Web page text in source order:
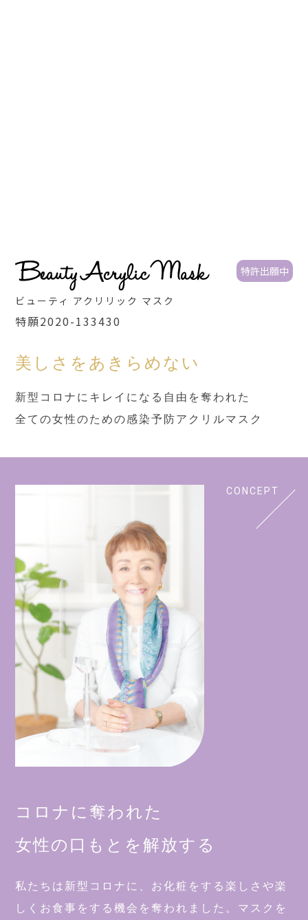
ビューティ アクリリック マスク
特許出願中
特願2020-133430
美しさをあきらめない
新型コロナにキレイになる自由を奪われた
全ての女性のための感染予防アクリルマスク
コロナに奪われた
女性の口もとを解放する
私たちは新型コロナに、お化粧をする楽しさや楽
しくお食事をする機会を奪われました。 マスクを